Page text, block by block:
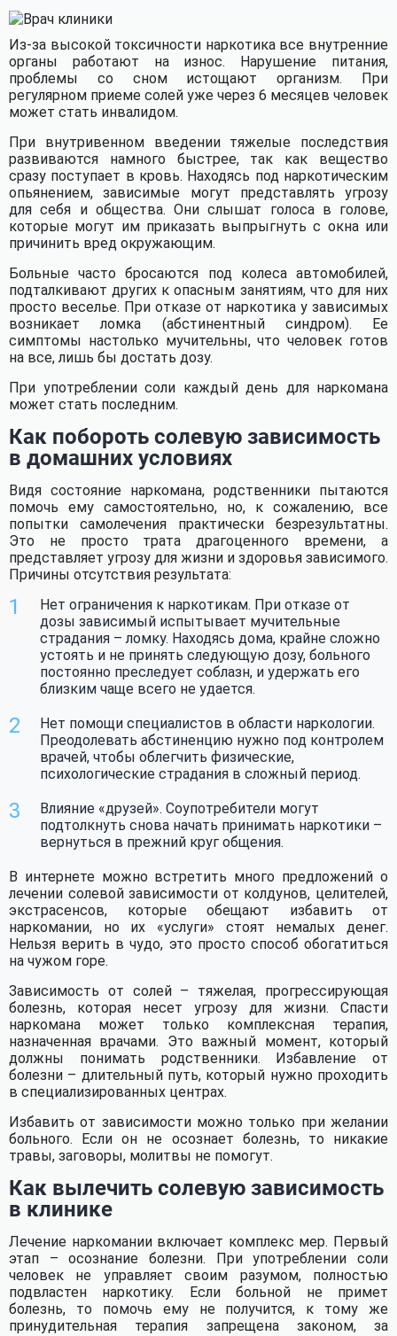
Из-за высокой токсичности наркотика все внутренние
органы работают на износ. Нарушение питания,
проблемы со сном истощают организм. При
регулярном приеме солей уже через 6 месяцев человек
может стать инвалидом.
При внутривенном введении тяжелые последствия
развиваются намного быстрее, так как вещество
сразу поступает в кровь. Находясь под наркотическим
опьянением, зависимые могут представлять угрозу
для себя и общества. Они слышат голоса в голове,
которые могут им приказать выпрыгнуть с окна или
причинить вред окружающим.
Больные часто бросаются под колеса автомобилей,
подталкивают других к опасным занятиям, что для них
просто веселье. При отказе от наркотика у зависимых
возникает ломка (абстинентный синдром). Ее
симптомы настолько мучительны, что человек готов
на все, лишь бы достать дозу.
При употреблении соли каждый день для наркомана
может стать последним.
Как побороть солевую зависимость
в домашних условиях
Видя состояние наркомана, родственники пытаются
помочь ему самостоятельно, но, к сожалению, все
попытки самолечения практически безрезультатны.
Это не просто трата драгоценного времени, а
представляет угрозу для жизни и здоровья зависимого.
Причины отсутствия результата:
Нет ограничения к наркотикам. При отказе от
дозы зависимый испытывает мучительные
страдания – ломку. Находясь дома, крайне сложно
устоять и не принять следующую дозу, больного
постоянно преследует соблазн, и удержать его
близким чаще всего не удается.
Нет помощи специалистов в области наркологии.
Преодолевать абстиненцию нужно под контролем
врачей, чтобы облегчить физические,
психологические страдания в сложный период.
Влияние «друзей». Соупотребители могут
подтолкнуть снова начать принимать наркотики –
вернуться в прежний круг общения.
В интернете можно встретить много предложений о
лечении солевой зависимости от колдунов, целителей,
экстрасенсов, которые обещают избавить от
наркомании, но их «услуги» стоят немалых денег.
Нельзя верить в чудо, это просто способ обогатиться
на чужом горе.
Зависимость от солей – тяжелая, прогрессирующая
болезнь, которая несет угрозу для жизни. Спасти
наркомана может только комплексная терапия,
назначенная врачами. Это важный момент, который
должны понимать родственники. Избавление от
болезни – длительный путь, который нужно проходить
в специализированных центрах.
Избавить от зависимости можно только при желании
больного. Если он не осознает болезнь, то никакие
травы, заговоры, молитвы не помогут.
Как вылечить солевую зависимость
в клинике
Лечение наркомании включает комплекс мер. Первый
этап – осознание болезни. При употреблении соли
человек не управляет своим разумом, полностью
подвластен наркотику. Если больной не примет
болезнь, то помочь ему не получится, к тому же
принудительная терапия запрещена законом, за
Получить помощь
Оставьте контактные данные для связи
со специалистом
Сколько стоит для вас
поддержание текущей
ситуации?
Услуги адвоката и
Детоксикация Мед. услуги